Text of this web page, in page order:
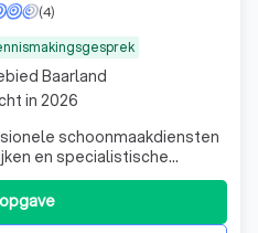
(4)
schoonmaakdiensten
en specialistische
zorgen voor kwaliteit en
Baarland
in 2026